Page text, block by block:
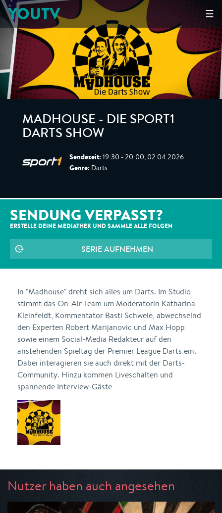
☰
YOUTV
MADHOUSE - DIE SPORT1
DARTS SHOW
Sendezeit: 19:30 - 20:00, 02.04.2026
Genre: Darts
SENDUNG VERPASST?
ERSTELLE DEINE MEDIATHEK UND SAMMLE ALLE FOLGEN
SERIE AUFNEHMEN
In "Madhouse" dreht sich alles um Darts. Im Studio
stimmt das On-Air-Team um Moderatorin Katharina
Kleinfeldt, Kommentator Basti Schwele, abwechselnd
den Experten Robert Marijanovic und Max Hopp
sowie einem Social-Media Redakteur auf den
anstehenden Spieltag der Premier League Darts ein.
Dabei interagieren sie auch direkt mit der Darts-
Community. Hinzu kommen Liveschalten und
spannende Interview-Gäste
Nutzer haben auch angesehen